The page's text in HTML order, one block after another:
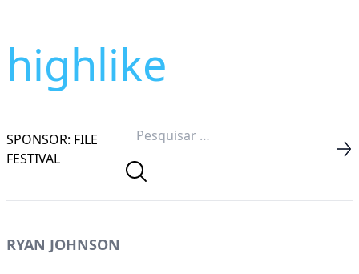
highlike
SPONSOR: FILE
FESTIVAL
RYAN JOHNSON